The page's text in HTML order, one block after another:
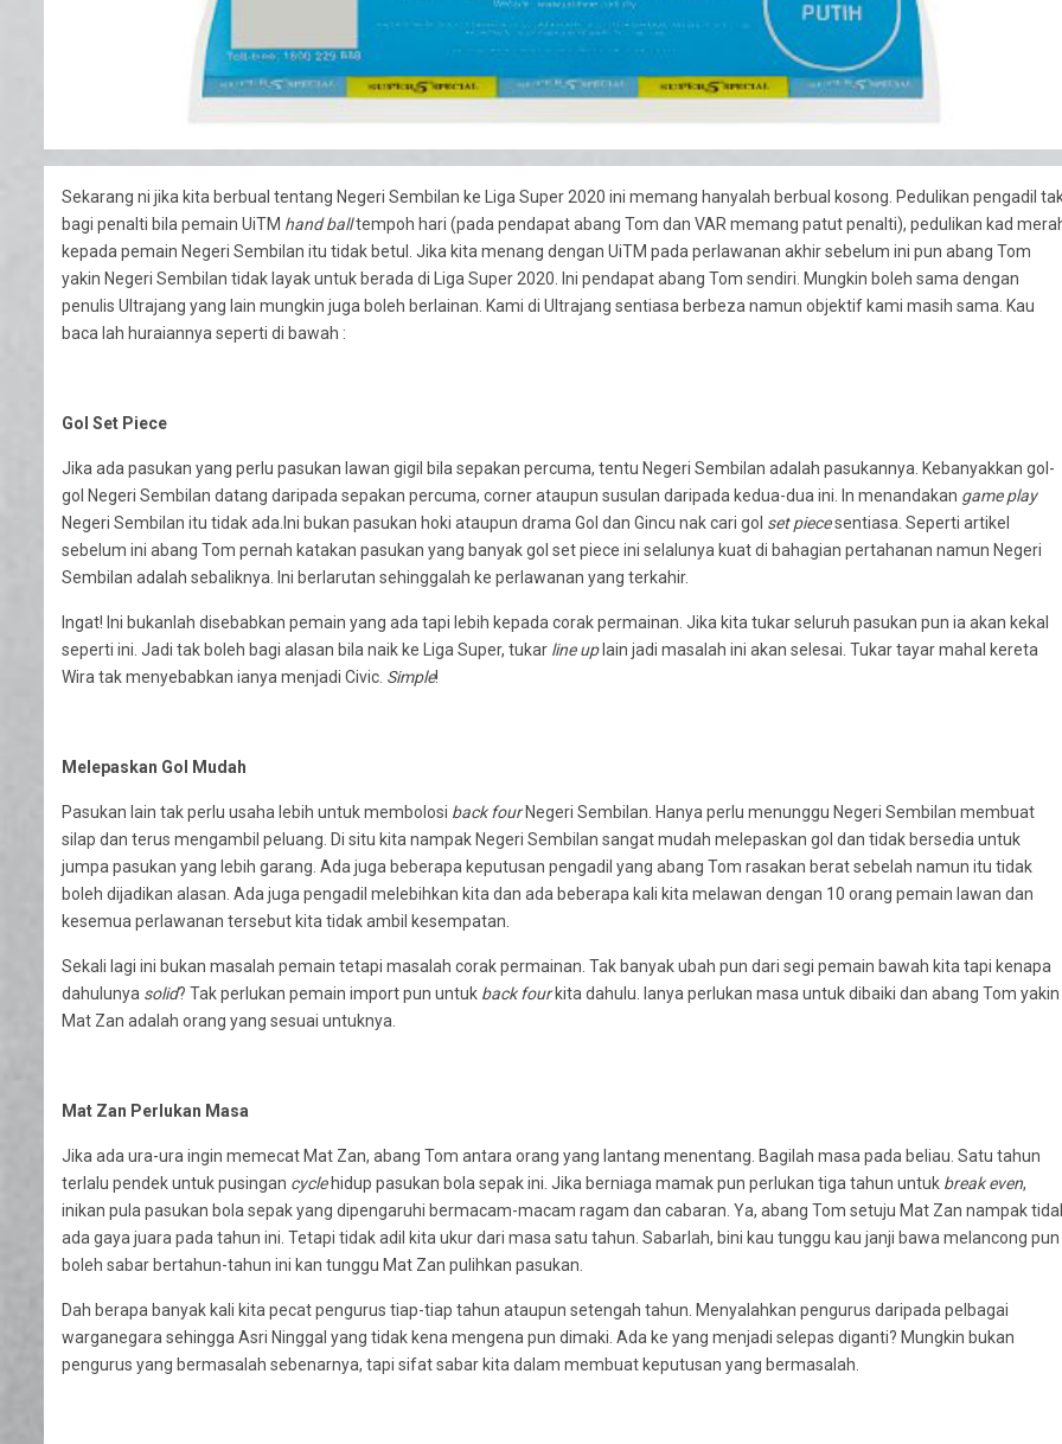
Sekarang ni jika kita berbual tentang Negeri Sembilan ke Liga Super 2020 ini memang hanyalah berbual kosong. Pedulikan pengadil
bagi penalti bila pemain UiTM hand balltempoh hari (pada pendapat abang Tom dan VAR memang patut penalti), pedulikan kad
kepada pemain Negeri Sembilan itu tidak betul. Jika kita menang dengan UiTM pada perlawanan akhir sebelum ini pun abang Tom
yakin Negeri Sembilan tidak layak untuk berada di Liga Super 2020. Ini pendapat abang Tom sendiri. Mungkin boleh sama dengan
penulis Ultrajang yang lain mungkin juga boleh berlainan. Kami di Ultrajang sentiasa berbeza namun objektif kami masih sama. Kau
baca lah huraiannya seperti di bawah :
Gol Set Piece
Jika ada pasukan yang perlu pasukan lawan gigil bila sepakan percuma, tentu Negeri Sembilan adalah pasukannya. Kebanyakkan gol-
gol Negeri Sembilan datang daripada sepakan percuma, corner ataupun susulan daripada kedua-dua ini. In menandakan game play
Negeri Sembilan itu tidak ada.Ini bukan pasukan hoki ataupun drama Gol dan Gincu nak cari gol set piecesentiasa. Seperti artikel
sebelum ini abang Tom pernah katakan pasukan yang banyak gol set piece ini selalunya kuat di bahagian pertahanan namun Negeri
Sembilan adalah sebaliknya. Ini berlarutan sehinggalah ke perlawanan yang terkahir.
Ingat! Ini bukanlah disebabkan pemain yang ada tapi lebih kepada corak permainan. Jika kita tukar seluruh pasukan pun ia akan kekal
seperti ini. Jadi tak boleh bagi alasan bila naik ke Liga Super, tukar line uplain jadi masalah ini akan selesai. Tukar tayar mahal kereta
Wira tak menyebabkan ianya menjadi Civic. Simple!
Melepaskan Gol Mudah
Pasukan lain tak perlu usaha lebih untuk membolosi back fourNegeri Sembilan. Hanya perlu menunggu Negeri Sembilan membuat
silap dan terus mengambil peluang. Di situ kita nampak Negeri Sembilan sangat mudah melepaskan gol dan tidak bersedia untuk
jumpa pasukan yang lebih garang. Ada juga beberapa keputusan pengadil yang abang Tom rasakan berat sebelah namun itu tidak
boleh dijadikan alasan. Ada juga pengadil melebihkan kita dan ada beberapa kali kita melawan dengan 10 orang pemain lawan dan
kesemua perlawanan tersebut kita tidak ambil kesempatan.
Sekali lagi ini bukan masalah pemain tetapi masalah corak permainan. Tak banyak ubah pun dari segi pemain bawah kita tapi kenapa
dahulunya solid? Tak perlukan pemain import pun untuk back fourkita dahulu. Ianya perlukan masa untuk dibaiki dan abang Tom yakin
Mat Zan adalah orang yang sesuai untuknya.
Mat Zan Perlukan Masa
Jika ada ura-ura ingin memecat Mat Zan, abang Tom antara orang yang lantang menentang. Bagilah masa pada beliau. Satu tahun
terlalu pendek untuk pusingan cyclehidup pasukan bola sepak ini. Jika berniaga mamak pun perlukan tiga tahun untuk break even,
inikan pula pasukan bola sepak yang dipengaruhi bermacam-macam ragam dan cabaran. Ya, abang Tom setuju Mat Zan nampak
ada gaya juara pada tahun ini. Tetapi tidak adil kita ukur dari masa satu tahun. Sabarlah, bini kau tunggu kau janji bawa melancong pun
boleh sabar bertahun-tahun ini kan tunggu Mat Zan pulihkan pasukan.
Dah berapa banyak kali kita pecat pengurus tiap-tiap tahun ataupun setengah tahun. Menyalahkan pengurus daripada pelbagai
warganegara sehingga Asri Ninggal yang tidak kena mengena pun dimaki. Ada ke yang menjadi selepas diganti? Mungkin bukan
pengurus yang bermasalah sebenarnya, tapi sifat sabar kita dalam membuat keputusan yang bermasalah.